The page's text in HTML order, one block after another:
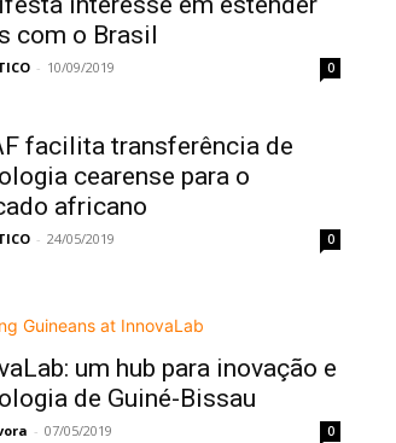
com o Brasil
- 10/09/2019 0
facilita transferência de
cearense para o
africano
- 24/05/2019 0
um hub para inovação e
de Guiné-Bissau
- 07/05/2019 0